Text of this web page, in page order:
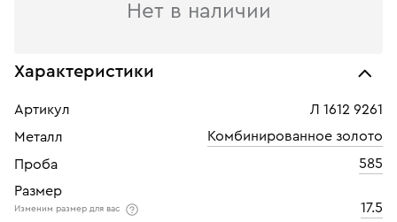
Нет в наличии
Характеристики
Артикул
Л 1612 9261
Металл
Комбинированное золото
Проба
585
Размер
Изменим размер для вас
17.5